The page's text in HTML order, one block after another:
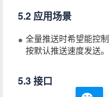
5.2 应用场景
全量推送时希望能控
按默认推送速度发送。
5.3 接口